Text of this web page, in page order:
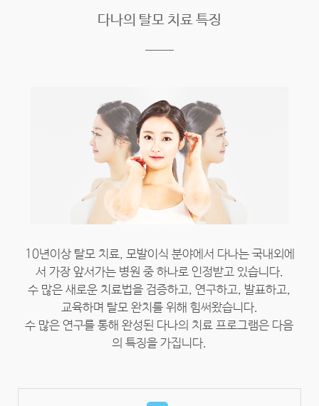
다나의 탈모 치료 특징
10년이상 탈모 치료, 모발이식 분야에서 다나는 국내외에
서 가장 앞서가는 병원 중 하나로 인정받고 있습니다.
수 많은 새로운 치료법을 검증하고, 연구하고, 발표하고,
교육하며 탈모 완치를 위해 힘써왔습니다.
수 많은 연구를 통해 완성된 다나의 치료 프로그램은 다음
의 특징을 가집니다.